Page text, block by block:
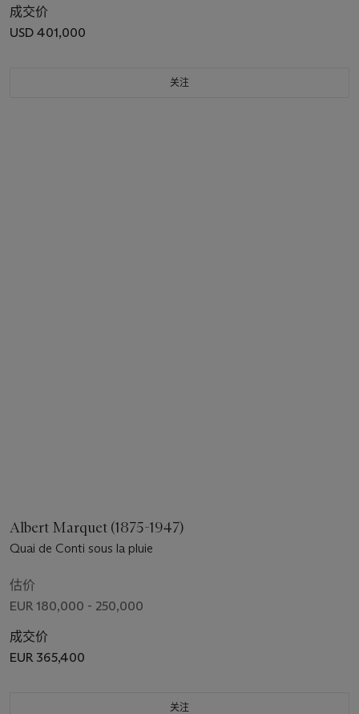
成交价
USD 401,000
关注
Albert Marquet (1875-1947)
Quai de Conti sous la pluie
估价
EUR 180,000 - 250,000
成交价
EUR 365,400
关注